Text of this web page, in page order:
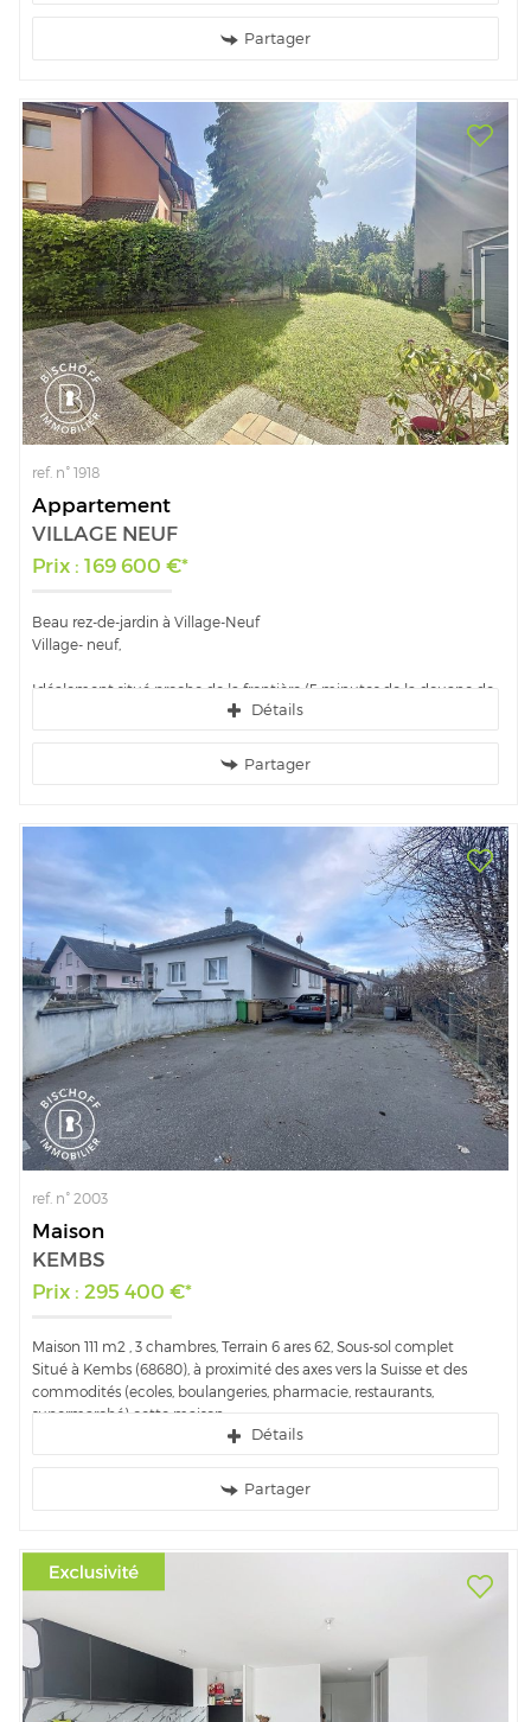
Partager
ref. n° 1918
Appartement
VILLAGE NEUF
Prix : 169 600 €*
Beau rez-de-jardin à Village-Neuf
Village- neuf,
Idéalement situé proche de la frontière (5 minutes de la douane de
Bale et Weil-am-Rhein) , venez découvrir ce bel appartement 2...
Détails
Partager
ref. n° 2003
Maison
KEMBS
Prix : 295 400 €*
Maison 111 m2 , 3 chambres, Terrain 6 ares 62, Sous-sol complet
Situé à Kembs (68680), à proximité des axes vers la Suisse et des
commodités (ecoles, boulangeries, pharmacie, restaurants,
supermarché) cette maison...
Détails
Partager